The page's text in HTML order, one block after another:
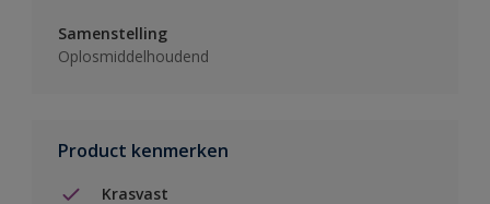
Samenstelling
Oplosmiddelhoudend
Product kenmerken
Krasvast